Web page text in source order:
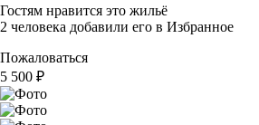
Гостям нравится это жильё
2 человека добавили его в Избранное
Пожаловаться
5 500 ₽